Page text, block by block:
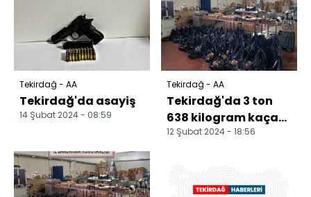
Tekirdağ - AA
Tekirdağ'da asayiş
14 Şubat 2024 - 08:59
Tekirdağ - AA
Tekirdağ'da 3 ton
638 kilogram kaçak
nargile tütünü ele
12 Şubat 2024 - 18:56